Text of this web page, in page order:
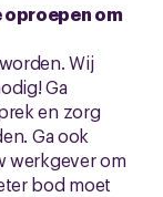
om
Wij
Ga
en zorg
Ga ook
werkgever om
bod moet